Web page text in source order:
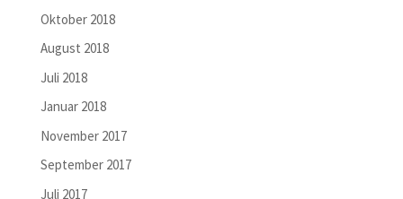
Oktober 2018
August 2018
Juli 2018
Januar 2018
November 2017
September 2017
Juli 2017